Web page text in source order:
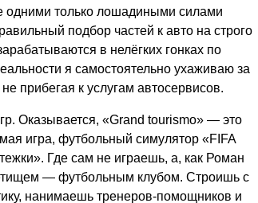
одними только лошадиными силами
подбор частей к авто на строго
в нелёгких гонках по
я самостоятельно ухаживаю за
прибегая к услугам автосервисов.
Оказывается, «Grand tourismo» — это
игра, футбольный симулятор «FIFA
Где сам не играешь, а, как Роман
— футбольным клубом. Строишь с
нанимаешь тренеров-помощников и